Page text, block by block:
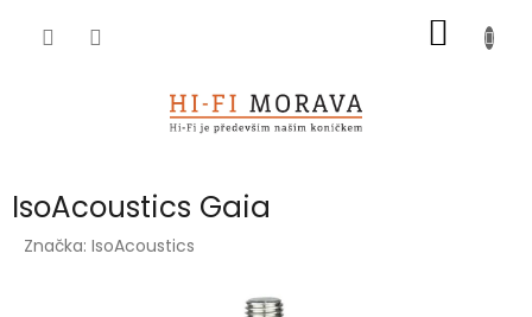
KOŠÍK
IsoAcoustics Gaia
Značka: IsoAcoustics